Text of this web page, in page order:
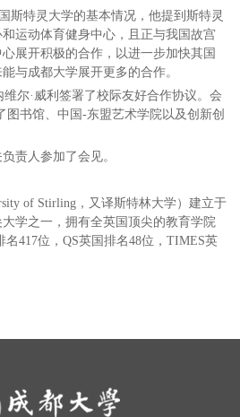
斯特灵大学的基本情况，他提到斯特灵
运动体育健身中心，且正与我国故宫
展开积极的合作，以进一步加快其国
与成都大学展开更多的合作。
尔·威利签署了校际友好合作协议。会
图书馆、中国-东盟艺术学院以及创新创
责人参加了会见。
of Stirling，又译斯特林大学）建立于
学之一，拥有全英国顶尖的教育学院
417位，QS英国排名48位，TIMES英